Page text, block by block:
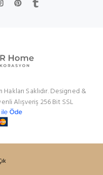
Saklıdır. Designed &
Alışveriş 256 Bit SSL